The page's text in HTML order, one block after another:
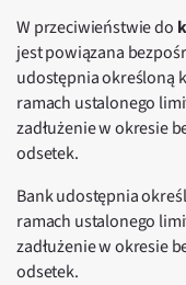
W przeciwieństwie do
jest powiązana
udostępnia określoną
ramach ustalonego
zadłużenie w okresie
odsetek.
Bank udostępnia
ramach ustalonego
zadłużenie w okresie
odsetek.